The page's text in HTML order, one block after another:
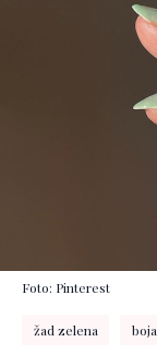
Foto: Pinterest
žad zelena boja